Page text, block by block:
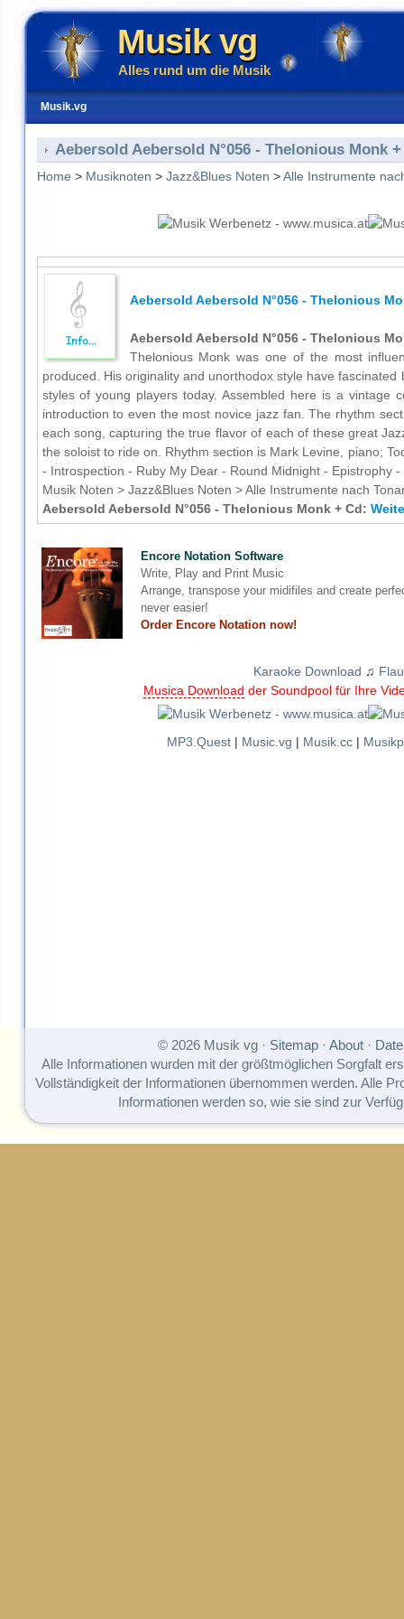
Musik vg
Alles rund um die Musik
Musik.vg
Aebersold Aebersold N°056 - Thelonious Monk +
Home > Musiknoten > Jazz&Blues Noten >Alle Instrumente
Aebersold Aebersold N°056 - Thelonious
Aebersold Aebersold N°056 - Thelonious
Thelonious Monk was one of the most
produced. His originality and unorthodox style have
styles of young players today. Assembled here is a vintage
introduction to even the most novice jazz fan. The rhythm
each song, capturing the true flavor of each of these great
the soloist to ride on. Rhythm section is Mark Levine, piano;
- Introspection - Ruby My Dear - Round Midnight - Epistrophy
Musik Noten > Jazz&Blues Noten > Alle Instrumente nach
Aebersold Aebersold N°056 - Thelonious Monk + Cd:
Encore Notation Software
Write, Play and Print Music
Arrange, transpose your midifiles and create
never easier!
Order Encore Notation now!
Karaoke Download ♫
Musica Download der Soundpool für Ihre
MP3.Quest| Music.vg | Musik.cc|
© 2026 Musik vg · Sitemap· About·
Alle Informationen wurden mit der größtmöglichen Sorgfalt
Vollständigkeit der Informationen übernommen werden. Alle
Informationen werden so, wie sie sind zur